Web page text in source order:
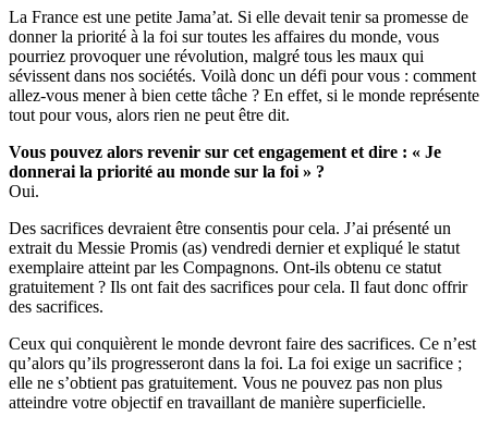
La France est une petite Jama’at. Si elle devait tenir sa promesse de
donner la priorité à la foi sur toutes les affaires du monde, vous
pourriez provoquer une révolution, malgré tous les maux qui
sévissent dans nos sociétés. Voilà donc un défi pour vous : comment
allez-vous mener à bien cette tâche ? En effet, si le monde représente
tout pour vous, alors rien ne peut être dit.
Vous pouvez alors revenir sur cet engagement et dire : « Je
donnerai la priorité au monde sur la foi » ?
Oui.
Des sacrifices devraient être consentis pour cela. J’ai présenté un
extrait du Messie Promis (as) vendredi dernier et expliqué le statut
exemplaire atteint par les Compagnons. Ont-ils obtenu ce statut
gratuitement ? Ils ont fait des sacrifices pour cela. Il faut donc offrir
des sacrifices.
Ceux qui conquièrent le monde devront faire des sacrifices. Ce n’est
qu’alors qu’ils progresseront dans la foi. La foi exige un sacrifice ;
elle ne s’obtient pas gratuitement. Vous ne pouvez pas non plus
atteindre votre objectif en travaillant de manière superficielle.